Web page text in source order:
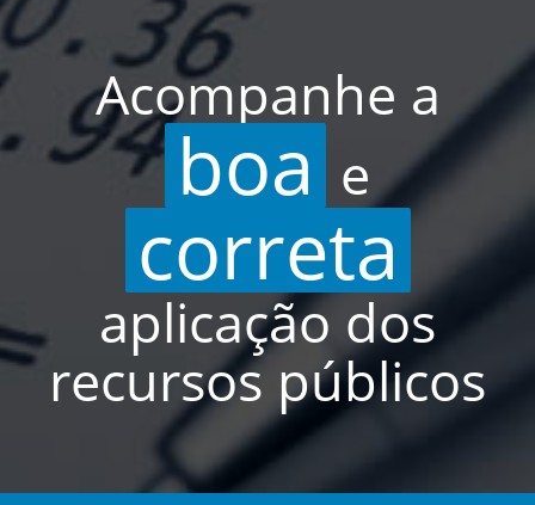
Acompanhe a
boa e
correta
aplicação dos
recursos públicos